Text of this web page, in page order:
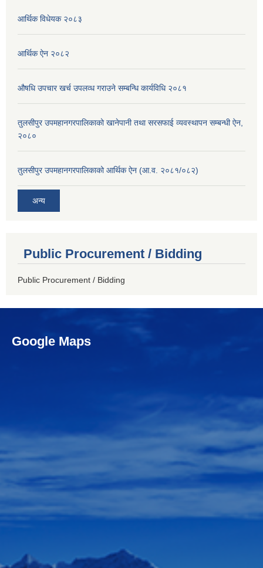
आर्थिक विधेयक २०८३
आर्थिक ऐन २०८२
औषधि उपचार खर्च उपलव्ध गराउने सम्बन्धि कार्यविधि २०८१
तुलसीपुर उपमहानगरपालिकाको खानेपानी तथा सरसफाई व्यवस्थापन सम्बन्धी ऐन,
२०८०
तुलसीपुर उपमहानगरपालिकाको आर्थिक ऐन (आ.व. २०८१/०८२)
अन्य
Public Procurement / Bidding
Public Procurement / Bidding
Google Maps